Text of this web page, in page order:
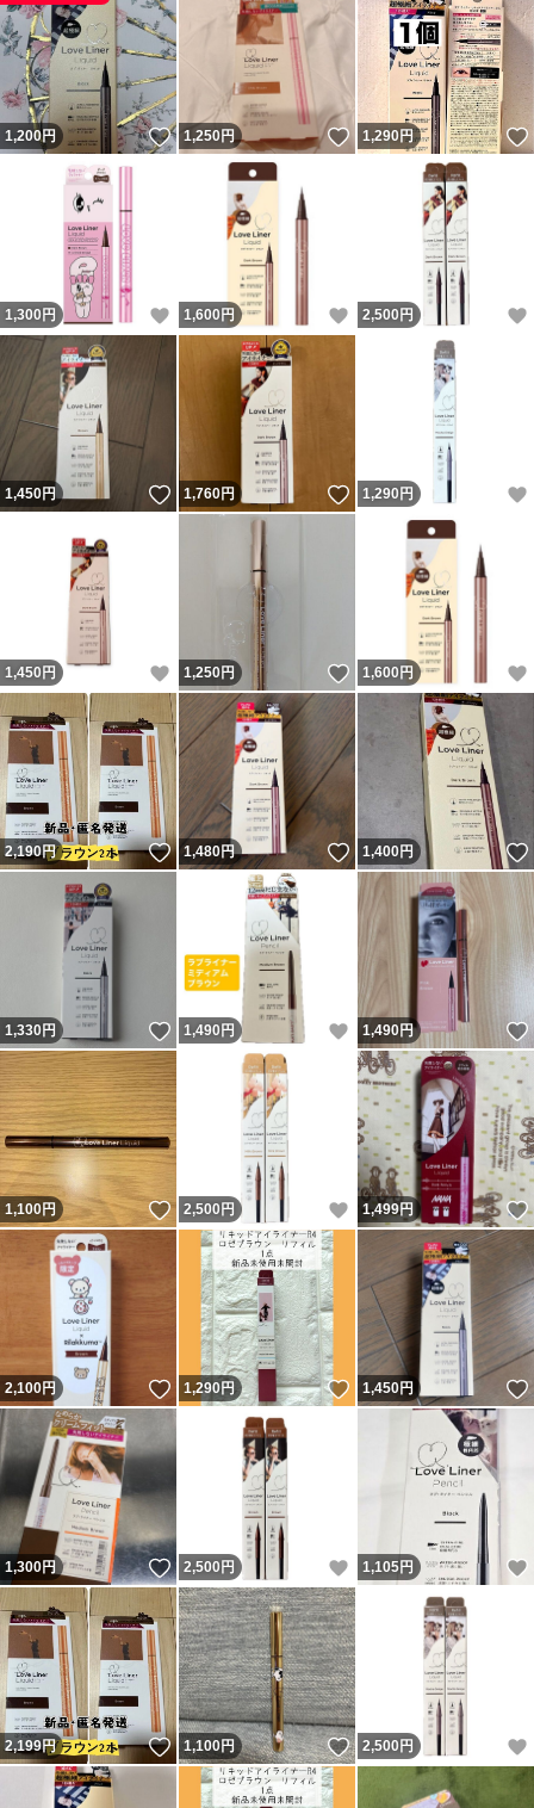
1,200円 いいね！
1,250円 いいね！
1,290円
1,300 円 いいね！
1,600 円 いいね！
2,500 円
1,450円 いいね！
1,760円 いいね！
1,290 円
1,450 円 いいね！
1,250円 いいね！
1,600 円
2,190円 いいね！
1,480円 いいね！
1,400円
1,330円 いいね！
1,490 円 いいね！
1,490円
1,100円 いいね！
2,500 円 いいね！
1,499円
2,100円 いいね！
1,290円 いいね！
1,450円
1,300円 いいね！
2,500 円 いいね！
1,105円
2,199円 いいね！
1,100円 いいね！
2,500 円